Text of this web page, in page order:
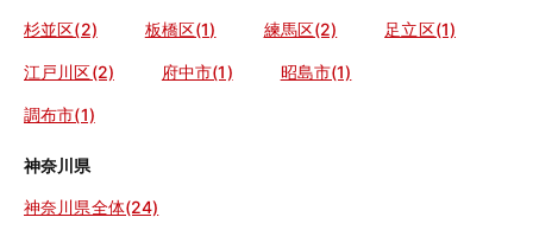
杉並区(2) 板橋区(1) 練馬区(2) 足立区(1)
江戸川区(2) 府中市(1) 昭島市(1)
調布市(1)
神奈川県
神奈川県全体(24)